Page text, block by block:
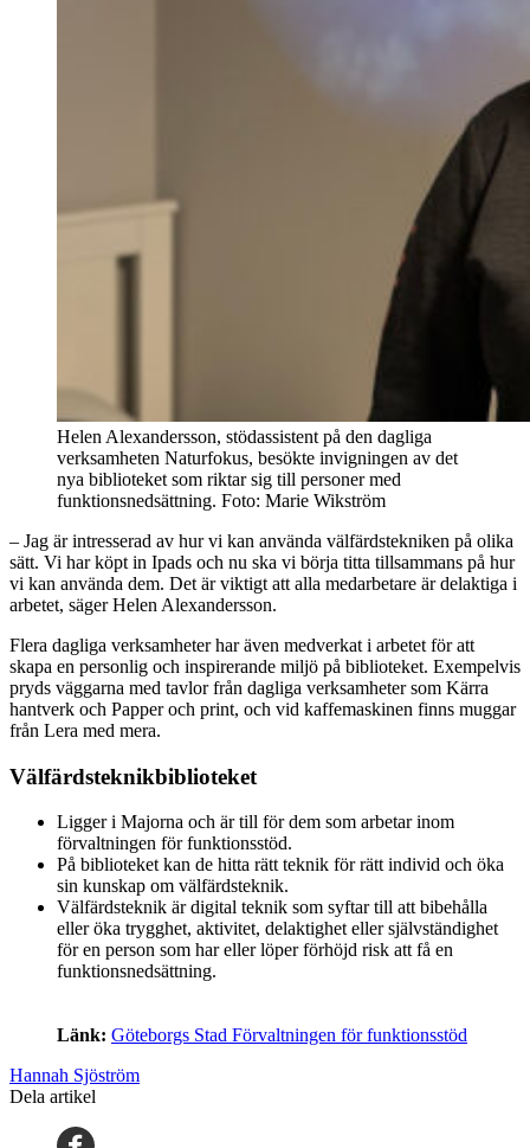
Helen Alexandersson, stödassistent på den dagliga
verksamheten Naturfokus, besökte invigningen av det
nya biblioteket som riktar sig till personer med
funktionsnedsättning. Foto: Marie Wikström
– Jag är intresserad av hur vi kan använda välfärdstekniken på olika
sätt. Vi har köpt in Ipads och nu ska vi börja titta tillsammans på hur
vi kan använda dem. Det är viktigt att alla medarbetare är delaktiga i
arbetet, säger Helen Alexandersson.
Flera dagliga verksamheter har även medverkat i arbetet för att
skapa en personlig och inspirerande miljö på biblioteket. Exempelvis
pryds väggarna med tavlor från dagliga verksamheter som Kärra
hantverk och Papper och print, och vid kaffemaskinen finns muggar
från Lera med mera.
Välfärdsteknikbiblioteket
Ligger i Majorna och är till för dem som arbetar inom
förvaltningen för funktionsstöd.
På biblioteket kan de hitta rätt teknik för rätt individ och öka
sin kunskap om välfärdsteknik.
Välfärdsteknik är digital teknik som syftar till att bibehålla
eller öka trygghet, aktivitet, delaktighet eller självständighet
för en person som har eller löper förhöjd risk att få en
funktionsnedsättning.
Länk: Göteborgs Stad Förvaltningen för funktionsstöd
Hannah Sjöström
Dela artikel